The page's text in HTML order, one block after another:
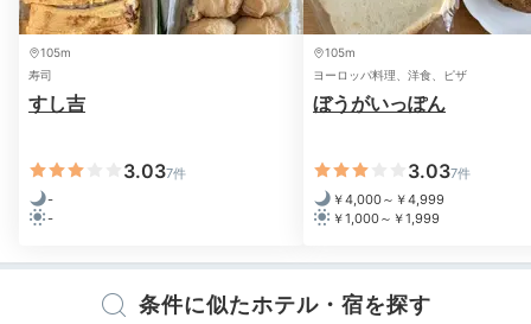
105m
寿司
すし吉
3.037件
-
-
105m
ヨーロッパ料理、洋食、ピザ
ぼうがいっぽん
3.037件
￥4,000～￥4,999
￥1,000～￥1,999
条件に似たホテル・宿を探す